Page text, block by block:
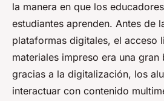
la manera en que los
estudiantes aprenden. Antes de
plataformas digitales, el acceso
materiales impreso era una
gracias a la digitalización, los
interactuar con contenido